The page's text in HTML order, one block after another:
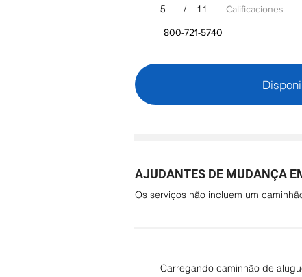
5 / 11 Calificaciones
800-721-5740
AJUDANTES DE MUDANÇA
Os serviços não incluem um
Carregando caminhão de